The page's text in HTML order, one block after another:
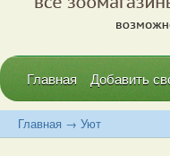
Главная Добавить
Главная → Уют